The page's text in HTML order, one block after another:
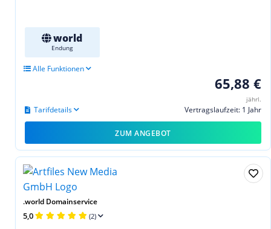
world
Endung
Alle Funktionen
65,88 €
jährl.
Vertragslaufzeit: 1 Jahr
Tarifdetails
ZUM ANGEBOT
.world Domainservice
5,0 (2)